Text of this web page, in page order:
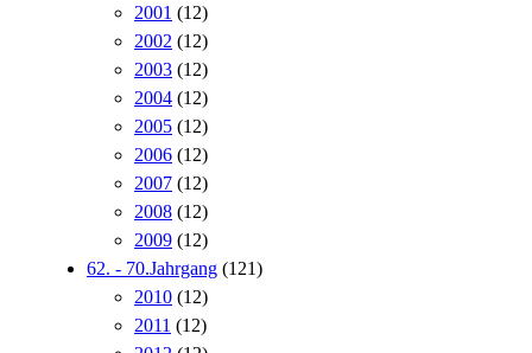
2001 (12)
2002 (12)
2003 (12)
2004 (12)
2005 (12)
2006 (12)
2007 (12)
2008 (12)
2009 (12)
62. - 70.Jahrgang (121)
2010 (12)
2011 (12)